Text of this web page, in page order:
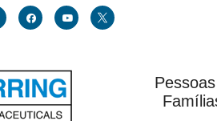
Link for twitter profile for
Link for facebook profile for ferring usa
Link for youtube page for ferring usa
profile for ferring usa
for instagram profile for ferring usa